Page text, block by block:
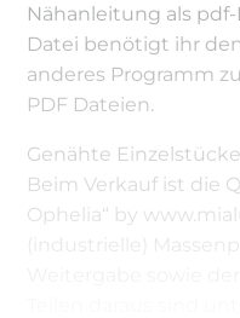
Nähanleitung als
Datei benötigt ihr
anderes Programm
PDF Dateien.
Genähte
Beim Verkauf ist die
Ophelia“ by
(industrielle)